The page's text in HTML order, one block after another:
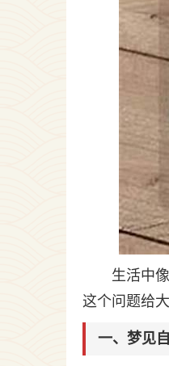
生活中
这个问题给
一、梦见